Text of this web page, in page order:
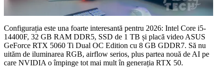
Configurația este una foarte interesantă pentru 2026: Intel Core i5-
14400F, 32 GB RAM DDR5, SSD de 1 TB și placă video ASUS
GeForce RTX 5060 Ti Dual OC Edition cu 8 GB GDDR7. Să nu
uităm de iluminarea RGB, airflow serios, plus partea nouă de AI pe
care NVIDIA o împinge tot mai mult în generația RTX 50.